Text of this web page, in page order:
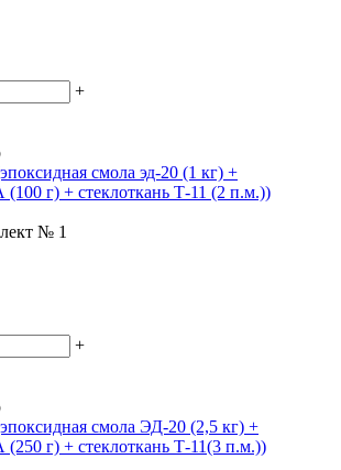
+
смола эд-20 (1 кг) +
г) + стеклоткань Т-11 (2 п.м.))
№ 1
+
смола ЭД-20 (2,5 кг) +
г) + стеклоткань Т-11(3 п.м.))